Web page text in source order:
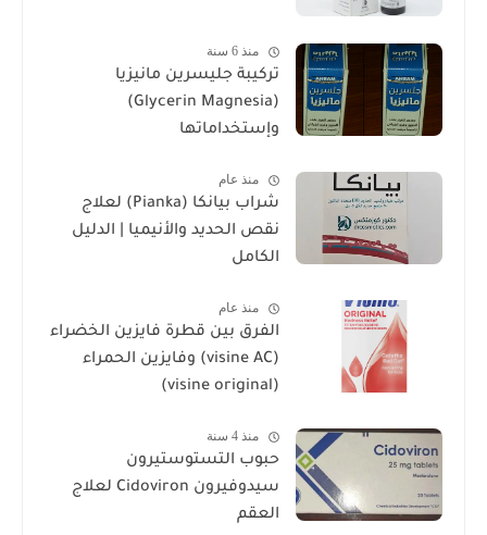
منذ 6 سنة
تركيبة جليسرين مانيزيا
(Glycerin Magnesia)
وإستخداماتها
منذ عام
شراب بيانكا (Pianka) لعلاج
نقص الحديد والأنيميا | الدليل
الكامل
منذ عام
الفرق بين قطرة فايزين الخضراء
(visine AC) وفايزين الحمراء
(visine original)
منذ 4 سنة
حبوب التستوستيرون
سيدوفيرون Cidoviron لعلاج
العقم